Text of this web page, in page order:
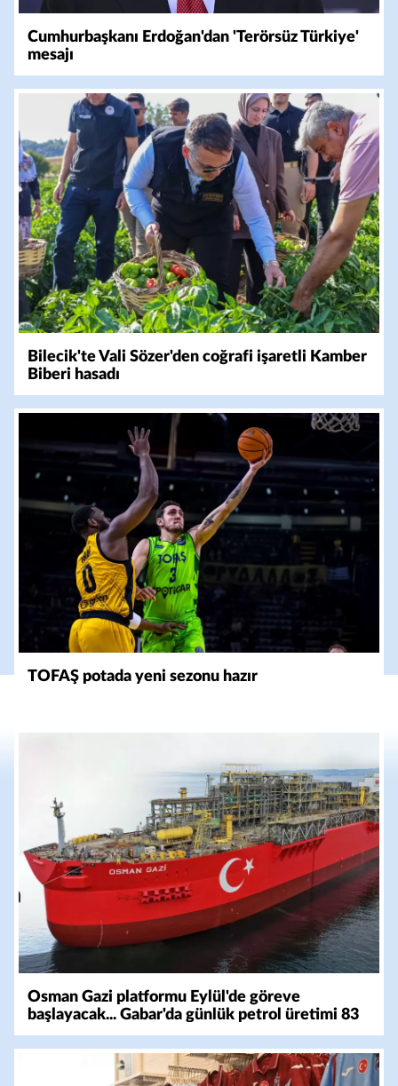
Cumhurbaşkanı Erdoğan'dan 'Terörsüz Türkiye'
mesajı
Bilecik'te Vali Sözer'den coğrafi işaretli Kamber
Biberi hasadı
TOFAŞ potada yeni sezonu hazır
Osman Gazi platformu Eylül'de göreve
başlayacak... Gabar'da günlük petrol üretimi 83
bin 200 varile ulaştı